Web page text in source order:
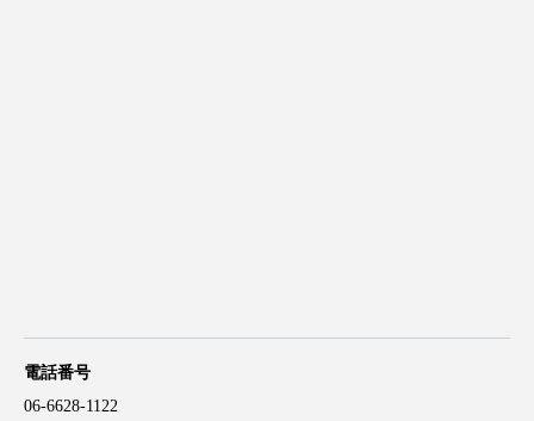
電話番号
06-6628-1122